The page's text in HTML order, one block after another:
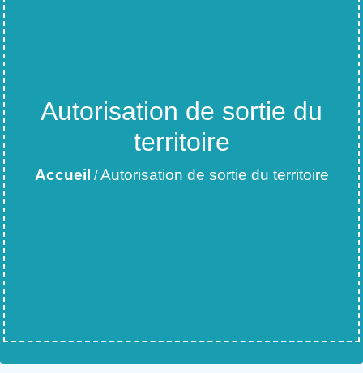
Autorisation de sortie du
territoire
Accueil /Autorisation de sortie du territoire